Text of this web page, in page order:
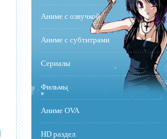
Аниме с озвучкой
Аниме с субтитрами
Сериалы
Фильмы
Аниме OVA
HD раздел